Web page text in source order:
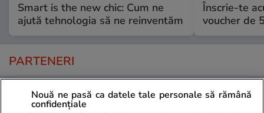
Smart is the new chic: Cum ne
ajută tehnologia să ne reinventăm
Înscrie-te
voucher de
PARTENERI
Nouă ne pasă ca datele tale personale să rămână
confidențiale